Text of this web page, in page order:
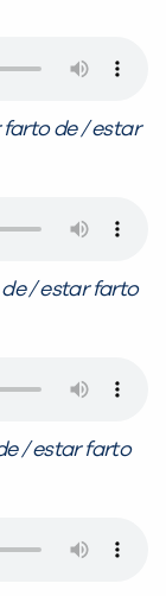
de / estar
/ estar farto
/ estar farto